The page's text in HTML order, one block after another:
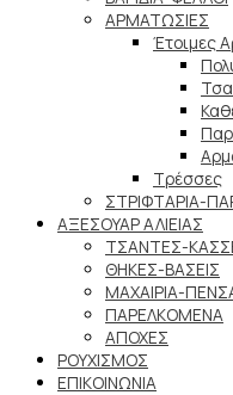
ΑΡΜΑΤΩΣΙΕΣ
Έτοιμες
Τρέσσες
ΣΤΡΙΦΤΑΡΙΑ-
ΑΞΕΣΟΥΑΡ ΑΛΙΕΙΑΣ
ΤΣΑΝΤΕΣ-
ΘΗΚΕΣ-ΒΑΣΕΙΣ
ΜΑΧΑΙΡΙΑ-
ΠΑΡΕΛΚΟΜΕΝΑ
ΑΠΟΧΕΣ
ΡΟΥΧΙΣΜΟΣ
ΕΠΙΚΟΙΝΩΝΙΑ